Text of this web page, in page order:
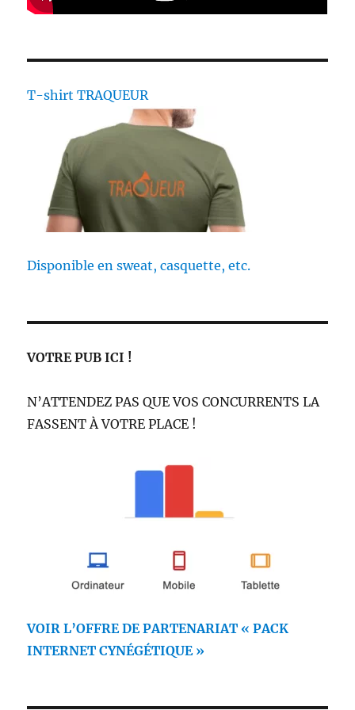
a
r
t
t
n
t
T-shirt TRAQUEUR
Disponible en sweat, casquette, etc.
VOTRE PUB ICI !
N’ATTENDEZ PAS QUE VOS CONCURRENTS LA
FASSENT À VOTRE PLACE !
VOIR L’OFFRE DE PARTENARIAT « PACK
INTERNET CYNÉGÉTIQUE »